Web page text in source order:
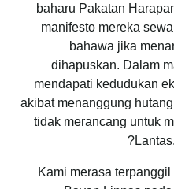
baharu Pakatan
manifesto mereka
bahawa jika
dihapuskan. Dalam
mendapati kedudukan
akibat menanggung
tidak merancang untuk
Kami merasa